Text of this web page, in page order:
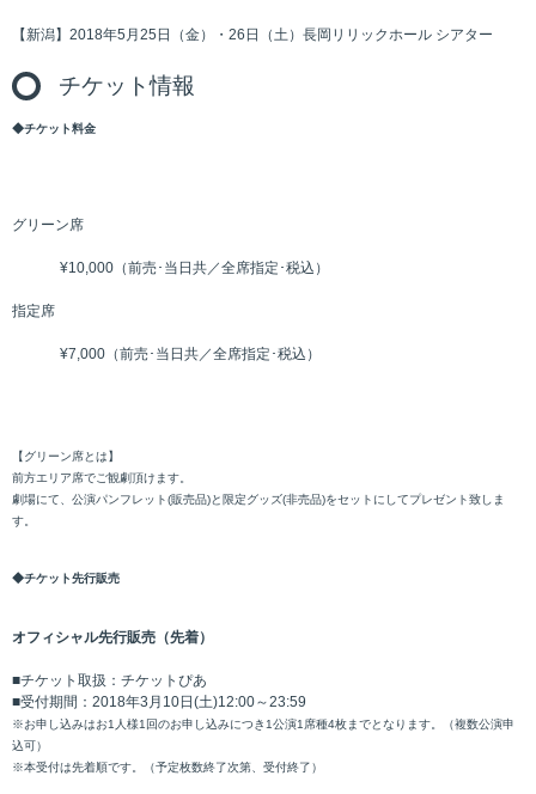
【新潟】2018年5月25日（金）・26日（土）長岡リリックホール シアター
チケット情報
◆チケット料金
グリーン席
¥10,000（前売･当日共／全席指定･税込）
指定席
¥7,000（前売･当日共／全席指定･税込）
【グリーン席とは】
前方エリア席でご観劇頂けます。
劇場にて、公演パンフレット(販売品)と限定グッズ(非売品)をセットにしてプレゼント致しま
す。
◆チケット先行販売
オフィシャル先行販売（先着）
■チケット取扱：チケットぴあ
■受付期間：2018年3月10日(土)12:00～23:59
※お申し込みはお1人様1回のお申し込みにつき1公演1席種4枚までとなります。（複数公演申
込可）
※本受付は先着順です。（予定枚数終了次第、受付終了）